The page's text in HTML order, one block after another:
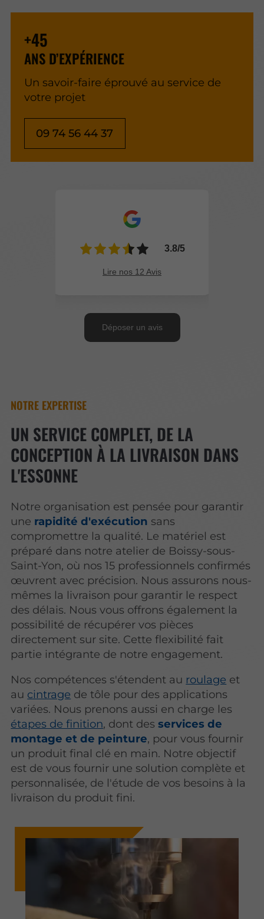
+45
ANS D’EXPÉRIENCE
Un savoir-faire éprouvé au service de
votre projet
09 74 56 44 37
NOTRE EXPERTISE
UN SERVICE COMPLET, DE LA
CONCEPTION À LA LIVRAISON DANS
L'ESSONNE
Notre organisation est pensée pour garantir
une rapidité d'exécution sans
compromettre la qualité. Le matériel est
préparé dans notre atelier de Boissy-sous-
Saint-Yon, où nos 15 professionnels confirmés
œuvrent avec précision. Nous assurons nous-
mêmes la livraison pour garantir le respect
des délais. Nous vous offrons également la
possibilité de récupérer vos pièces
directement sur site. Cette flexibilité fait
partie intégrante de notre engagement.
Nos compétences s'étendent au roulage et
au cintrage de tôle pour des applications
variées. Nous prenons aussi en charge les
étapes de finition, dont desservices de
montage et de peinture, pour vous fournir
un produit final clé en main. Notre objectif
est de vous fournir une solution complète et
personnalisée, de l'étude de vos besoins à la
livraison du produit fini.